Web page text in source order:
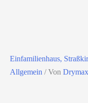
Einfamilienhaus,
Allgemein / Von